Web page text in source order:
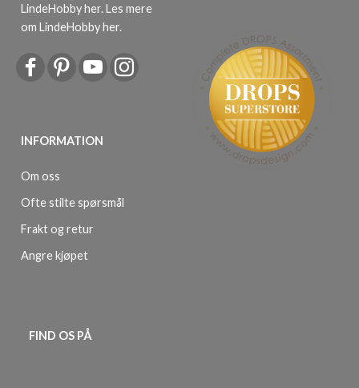
LindeHobby her.Les mere
om LindeHobby her.
INFORMATION
Om oss
Ofte stilte spørsmål
Frakt og retur
Angre kjøpet
FIND OS PÅ